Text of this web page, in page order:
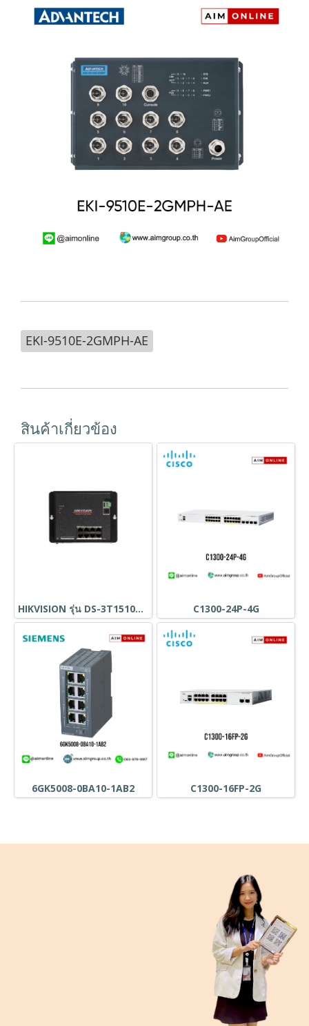
EKI-9510E-2GMPH-AE
สินค้าเกี่ยวข้อง
HIKVISION รุ่น DS-3T1510P-SI-FLT C1300-24P-4G
6GK5008-0BA10-1AB2 C1300-16FP-2G